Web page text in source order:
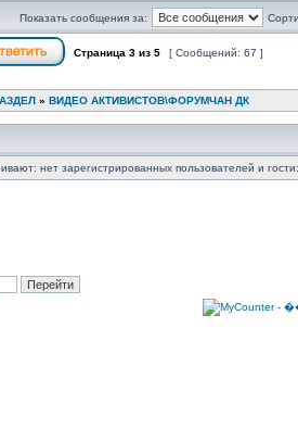
Показать сообщения за:
Страница 3 из 5 [ Сообщений: 67 ]
» ВИДЕО АКТИВИСТОВ\ФОРУМЧАН ДК
нет зарегистрированных пользователей и